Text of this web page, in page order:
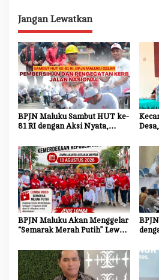
g
a
s
i
p
o
s
Jangan Lewatkan
BPJN Maluku Sambut HUT ke-
81 RI dengan Aksi Nyata,
Jalan Nasional
BPJN Maluku Akan Menggelar
“Semarak Merah Putih” Lewat